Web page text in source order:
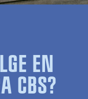
EN
CBS?